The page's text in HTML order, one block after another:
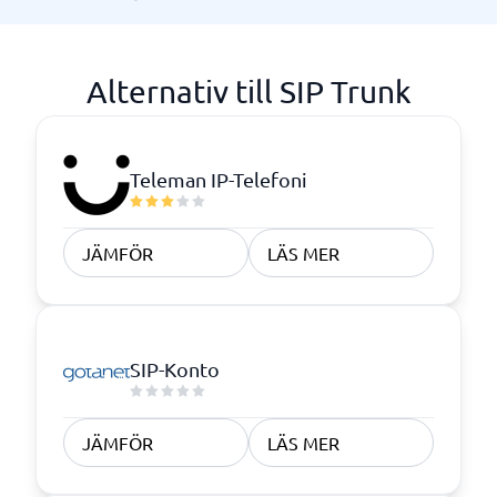
Alternativ till SIP Trunk
Teleman IP-Telefoni
JÄMFÖR LÄS MER
SIP-Konto
JÄMFÖR LÄS MER